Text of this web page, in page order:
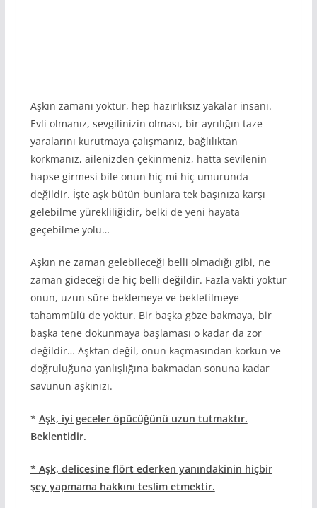
Aşkın zamanı yoktur, hep hazırlıksız yakalar insanı.
Evli olmanız, sevgilinizin olması, bir ayrılığın taze
yaralarını kurutmaya çalışmanız, bağlılıktan
korkmanız, ailenizden çekinmeniz, hatta sevilenin
hapse girmesi bile onun hiç mi hiç umurunda
değildir. İşte aşk bütün bunlara tek başınıza karşı
gelebilme yürekliliğidir, belki de yeni hayata
geçebilme yolu…
Aşkın ne zaman gelebileceği belli olmadığı gibi, ne
zaman gideceği de hiç belli değildir. Fazla vakti yoktur
onun, uzun süre beklemeye ve bekletilmeye
tahammülü de yoktur. Bir başka göze bakmaya, bir
başka tene dokunmaya başlaması o kadar da zor
değildir… Aşktan değil, onun kaçmasından korkun ve
doğruluğuna yanlışlığına bakmadan sonuna kadar
savunun aşkınızı.
* Aşk, iyi geceler öpücüğünü uzun tutmaktır.
Beklentidir.
* Aşk, delicesine flört ederken yanındakinin hiçbir
şey yapmama hakkını teslim etmektir.